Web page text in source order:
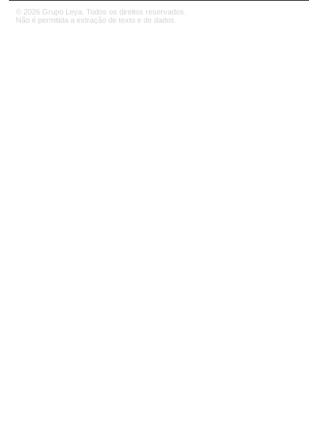
© 2026 Grupo Leya. Todos os direitos reservados.
Não é permitida a extração de texto e de dados.